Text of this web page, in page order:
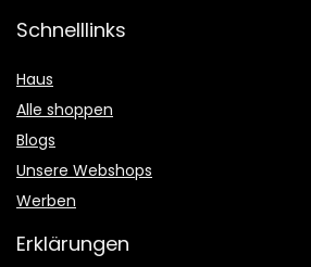
Schnelllinks
Haus
Alle shoppen
Blogs
Unsere Webshops
Werben
Erklärungen